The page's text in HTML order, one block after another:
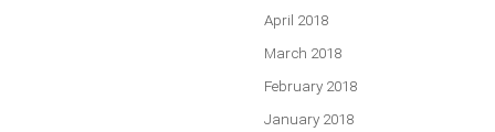
April 2018
March 2018
February 2018
January 2018